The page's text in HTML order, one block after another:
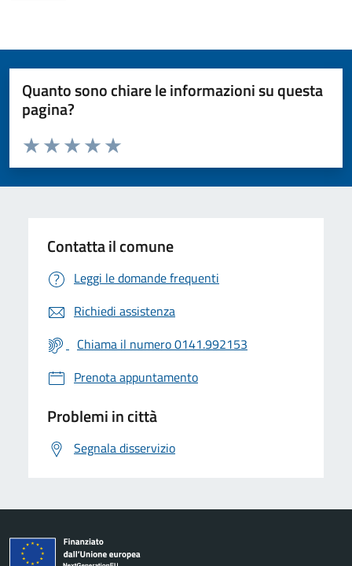
Quanto sono chiare le informazioni su questa
pagina?
Valuta da 1 a 5 stelle la pagina
Valuta 5 stelle su 5
Valuta 4 stelle su 5
Valuta 3 stelle su 5
Valuta 2 stelle su 5
Valuta 1 stelle su 5
Contatta il comune
Leggi le domande frequenti
Richiedi assistenza
Chiama il numero 0141.992153
Prenota appuntamento
Problemi in città
Segnala disservizio